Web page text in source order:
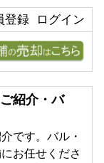
ログイン
登録
紹介・バ
です。バル・
お任せくださ